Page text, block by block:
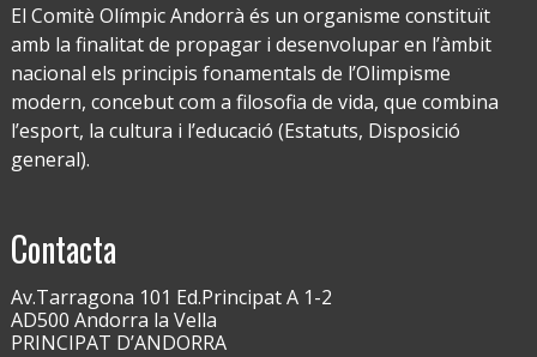
El Comitè Olímpic Andorrà és un organisme constituït
amb la finalitat de propagar i desenvolupar en l’àmbit
nacional els principis fonamentals de l’Olimpisme
modern, concebut com a filosofia de vida, que combina
l’esport, la cultura i l’educació (Estatuts, Disposició
general).
Contacta
Av.Tarragona 101 Ed.Principat A 1-2
AD500 Andorra la Vella
PRINCIPAT D’ANDORRA